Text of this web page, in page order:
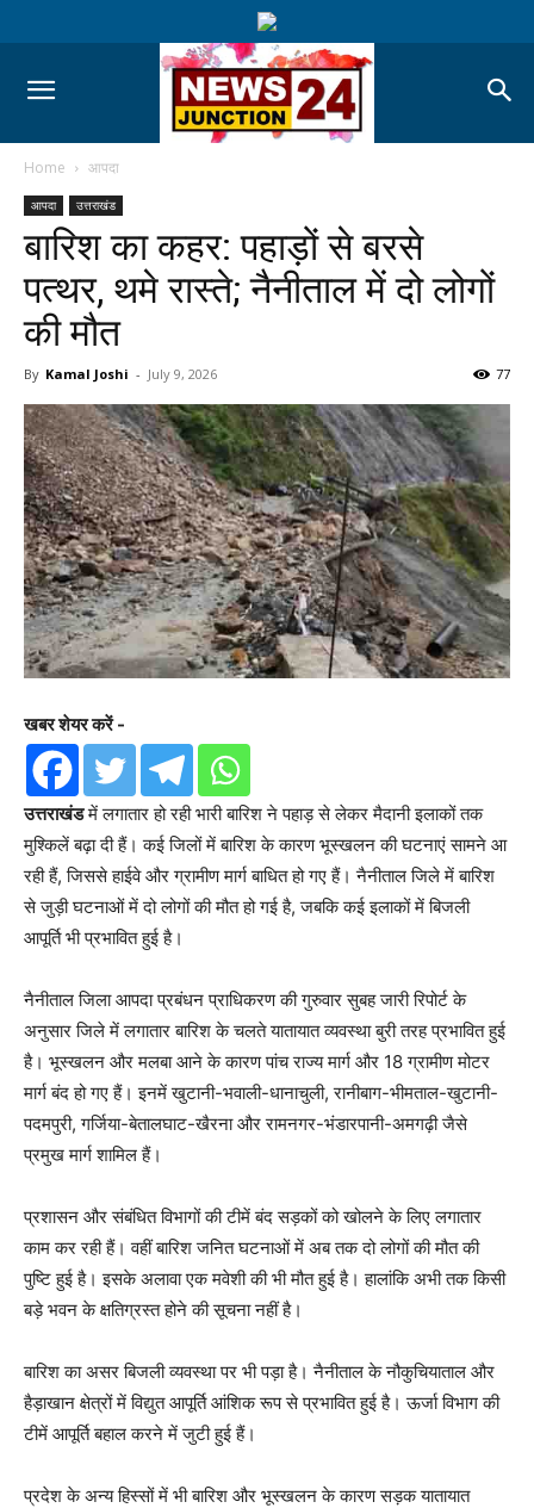
Home आपदा
आपदा उत्तराखंड
बारिश का कहर: पहाड़ों से बरसे
पत्थर, थमे रास्ते; नैनीताल में दो लोगों
की मौत
By Kamal Joshi - July 9, 2026 77
खबर शेयर करें -
उत्तराखंडमें लगातार हो रही भारी बारिश ने पहाड़ से लेकर मैदानी इलाकों तक
मुश्किलें बढ़ा दी हैं। कई जिलों में बारिश के कारण भूस्खलन की घटनाएं सामने आ
रही हैं, जिससे हाईवे और ग्रामीण मार्ग बाधित हो गए हैं। नैनीताल जिले में बारिश
से जुड़ी घटनाओं में दो लोगों की मौत हो गई है, जबकि कई इलाकों में बिजली
आपूर्ति भी प्रभावित हुई है।
नैनीताल जिला आपदा प्रबंधन प्राधिकरण की गुरुवार सुबह जारी रिपोर्ट के
अनुसार जिले में लगातार बारिश के चलते यातायात व्यवस्था बुरी तरह प्रभावित हुई
है। भूस्खलन और मलबा आने के कारण पांच राज्य मार्ग और 18 ग्रामीण मोटर
मार्ग बंद हो गए हैं। इनमें खुटानी-भवाली-धानाचुली, रानीबाग-भीमताल-खुटानी-
पदमपुरी, गर्जिया-बेतालघाट-खैरना और रामनगर-भंडारपानी-अमगढ़ी जैसे
प्रमुख मार्ग शामिल हैं।
प्रशासन और संबंधित विभागों की टीमें बंद सड़कों को खोलने के लिए लगातार
काम कर रही हैं। वहीं बारिश जनित घटनाओं में अब तक दो लोगों की मौत की
पुष्टि हुई है। इसके अलावा एक मवेशी की भी मौत हुई है। हालांकि अभी तक किसी
बड़े भवन के क्षतिग्रस्त होने की सूचना नहीं है।
बारिश का असर बिजली व्यवस्था पर भी पड़ा है। नैनीताल के नौकुचियाताल और
हैड़ाखान क्षेत्रों में विद्युत आपूर्ति आंशिक रूप से प्रभावित हुई है। ऊर्जा विभाग की
टीमें आपूर्ति बहाल करने में जुटी हुई हैं।
प्रदेश के अन्य हिस्सों में भी बारिश और भूस्खलन के कारण सड़क यातायात